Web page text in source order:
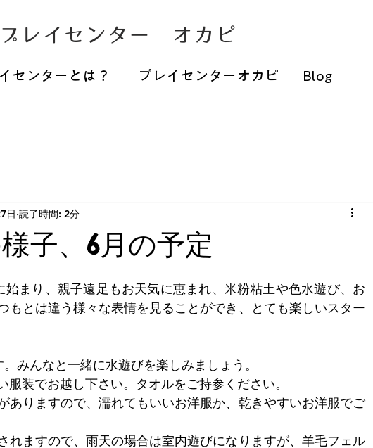
プレイセンター オカピ
センターとは？ プレイセンターオカピ Blog
子、6月の予定
日 読了時間: 2分
まり、親子遠足もお天気に恵まれ、米粉粘土や色水遊び、お
もとは違う様々な表情を見ることができ、とても楽しいスター
みんなと一緒に水遊びを楽しみましょう。
装でお越し下さい。タオルをご持参ください。
ありますので、濡れてもいいお洋服か、乾きやすいお洋服でご
れますので、雨天の場合は室内遊びになりますが、羊毛フェル